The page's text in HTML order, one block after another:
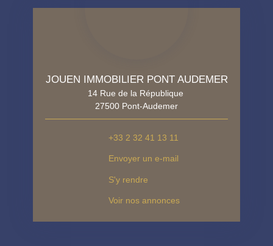
JOUEN IMMOBILIER PONT AUDEMER
14 Rue de la République
27500 Pont-Audemer
+33 2 32 41 13 11
Envoyer un e-mail
S'y rendre
Voir nos annonces